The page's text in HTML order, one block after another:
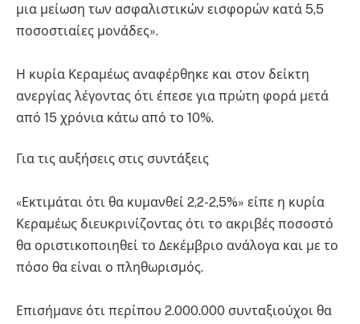
μια μείωση των ασφαλιστικών εισφορών κατά 5,5
ποσοστιαίες μονάδες».
Η κυρία Κεραμέως αναφέρθηκε και στον δείκτη
ανεργίας λέγοντας ότι έπεσε για πρώτη φορά μετά
από 15 χρόνια κάτω από το 10%.
Για τις αυξήσεις στις συντάξεις
«Εκτιμάται ότι θα κυμανθεί 2,2-2,5%» είπε η κυρία
Κεραμέως διευκρινίζοντας ότι το ακριβές ποσοστό
θα οριστικοποιηθεί το Δεκέμβριο ανάλογα και με το
πόσο θα είναι ο πληθωρισμός.
Επισήμανε ότι περίπου 2.000.000 συνταξιούχοι θα